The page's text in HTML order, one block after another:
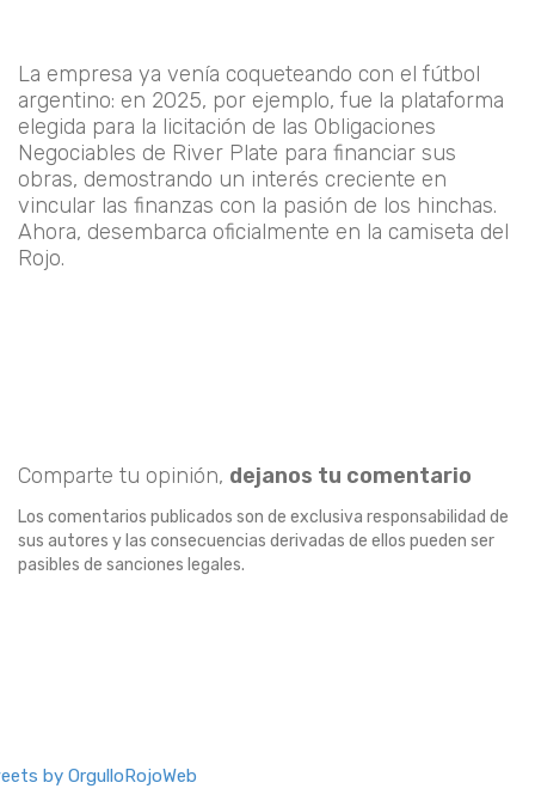
La empresa ya venía coqueteando con el fútbol
argentino: en 2025, por ejemplo, fue la plataforma
elegida para la licitación de las Obligaciones
Negociables de River Plate para financiar sus
obras, demostrando un interés creciente en
vincular las finanzas con la pasión de los hinchas.
Ahora, desembarca oficialmente en la camiseta del
Rojo.
Comparte tu opinión, dejanos tu comentario
Los comentarios publicados son de exclusiva responsabilidad de
sus autores y las consecuencias derivadas de ellos pueden ser
pasibles de sanciones legales.
by OrgulloRojoWeb